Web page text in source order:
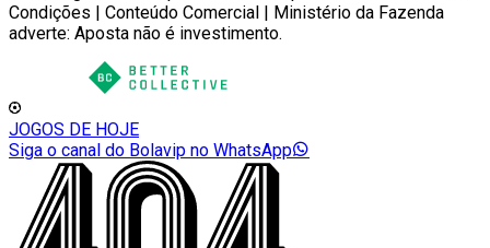
Condições | Conteúdo Comercial | Ministério da Fazenda
adverte: Aposta não é investimento.
JOGOS DE HOJE
Siga o canal do Bolavip no WhatsApp